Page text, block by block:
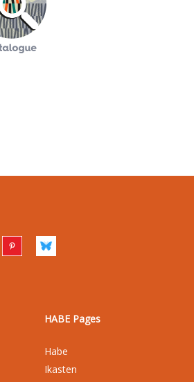
HABE Pages
Habe
Ikasten